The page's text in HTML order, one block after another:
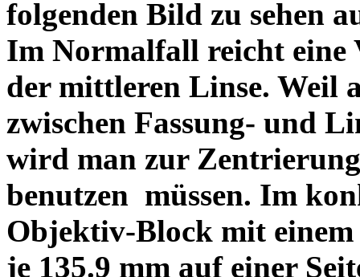
folgenden Bild zu sehen
Im Normalfall reicht eine
der mittleren Linse. Weil
zwischen Fassung- und
wird man zur
benutzen müssen. Im
Objektiv-Block mit einem
je 135.9 mm auf einer